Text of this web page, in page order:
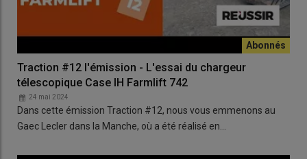
Traction #12 l'émission - L'essai du chargeur
télescopique Case IH Farmlift 742
24 mai 2024
Dans cette émission Traction #12, nous vous emmenons au
Gaec Lecler dans la Manche, où a été réalisé en…